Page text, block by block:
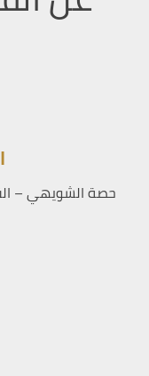
حصة الشويهي –